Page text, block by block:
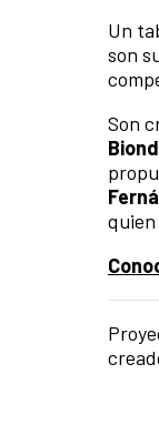
Un
son
Son